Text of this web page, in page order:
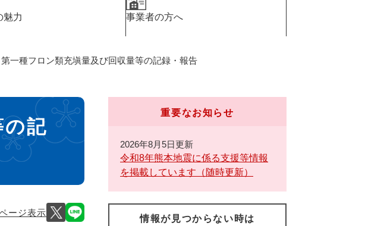
魅力 事業者の方へ
第一種フロン類充塡量及び回収量等の記録・報告
記
ージ表示
重要なお知らせ
2026年8月5日更新
令和8年熊本地震に係る支援等情報
を掲載しています（随時更新）
情報が見つからない時は